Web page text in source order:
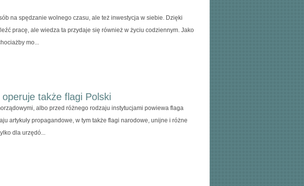
na spędzanie wolnego czasu, ale też inwestycja w siebie. Dzięki
pracę, ale wiedza ta przydaje się również w życiu codziennym. Jako
mo...
także flagi Polski
albo przed różnego rodzaju instytucjami powiewa flaga
artykuły propagandowe, w tym także flagi narodowe, unijne i różne
dla urzędó...